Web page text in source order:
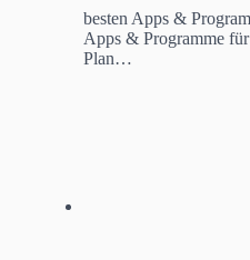
besten Apps &
Apps & Programme
Plan…